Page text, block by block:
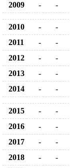
2009
- -
2010 - -
2011
- -
2012
- -
2013
- -
2014
- -
2015 - -
2016
- -
2017
- -
2018
- -